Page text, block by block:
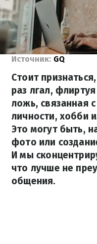
Источник: GQ
Стоит
раз лгал,
ложь, связанная
личности, хобби
Это могут быть,
фото или
И мы
что лучше не
общения.